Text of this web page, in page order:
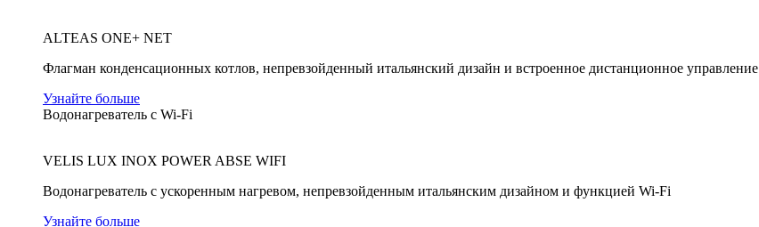
ALTEAS ONE+ NET
Флагман конденсационных котлов, непревзойденный итальянский дизайн и встроенное дистанционное управление
Узнайте больше
Водонагреватель с Wi-Fi
VELIS LUX INOX POWER ABSE WIFI
Водонагреватель с ускоренным нагревом, непревзойденным итальянским дизайном и функцией Wi-Fi
Узнайте больше